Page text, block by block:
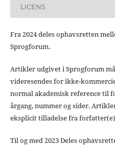
LICENS
Fra 2024 deles ophavsretten
Sprogforum.
Artikler udgivet i Sprogforum
videresendes for ikke-
normal akademisk reference til
årgang, nummer og sider.
eksplicit tilladelse fra
Til og med 2023 Deles